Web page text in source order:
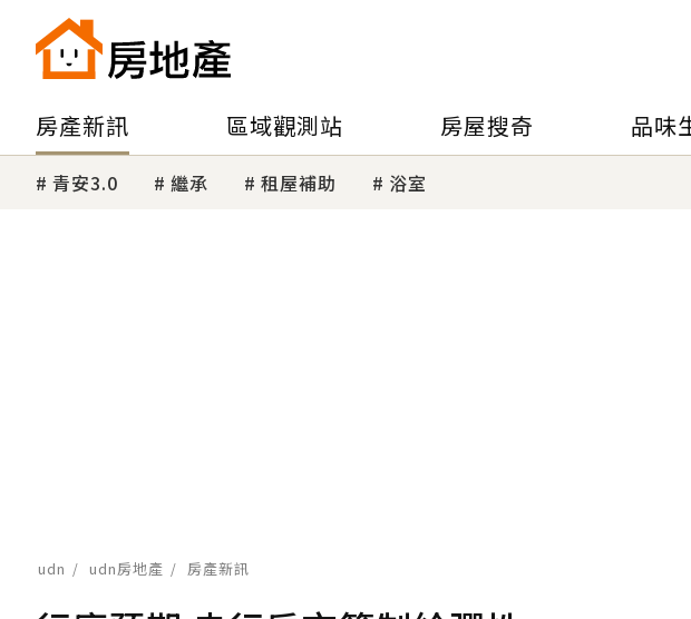
房產新訊 區域觀測站 房屋搜奇 品味
青安3.0 繼承 租屋補助 浴室
udn udn房地產 房產新訊